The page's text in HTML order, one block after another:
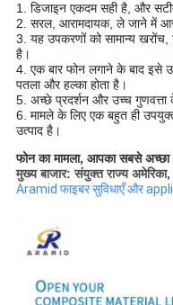
1. डिजाइन एकदम सही है, और
2. सरल, आरामदायक, ले जाने में
3. यह उपकरणों को सामान्य
है।
4. एक बार फोन लगाने के बाद इसे
पतला और हल्का होता है।
5. अच्छे प्रदर्शन और उच्च
6. मामले के लिए एक बहुत ही
उत्पाद है।
फोन का मामला, आपका सबसे अच्छा
मुख्य बाजार: संयुक्त राज्य
Aramid फाइबर सुविधाएँ और